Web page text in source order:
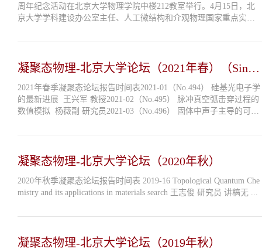
周年纪念活动在北京大学物理学院中楼212教室举行。4月15日，北
京大学学科建设办公室主任、人工微结构和介观物理国家重点实验
授代表学院致词，高度评价...
凝聚态物理-北京大学论坛（2021年春）（Since
2001）
2021年春季凝聚态论坛报告时间表2021-01（No.494） 硅基光电子学
的最新进展 王兴军 教授2021-02（No.495） 脉冲真空弧击穿过程的
数值模拟 杨薇副 研究员2021-03（No.496） 固体中声子主导的可见
器件的电学缺陷分...
凝聚态物理-北京大学论坛（2020年秋）
2020年秋季凝聚态论坛报告时间表 2019-16 Topological Quantum Che
mistry and its applications in materials search 王志俊 研究员 讲稿无 ...
凝聚态物理-北京大学论坛（2019年秋）